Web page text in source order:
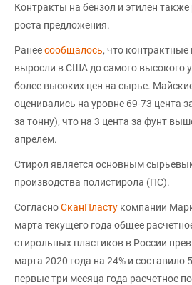
Контракты на бензол и этилен также
роста предложения.
Ранеесообщалось, что
выросли в США до самого высокого
более высоких цен на сырье.
оценивались на уровне 69-73 цента
за тонну), что на 3 цента за фунт
апрелем.
Стирол является основным
производства полистирола (ПС).
СогласноСканПласту компании
марта текущего года общее
стирольных пластиков в России
марта 2020 года на 24% и составило
первые три месяца года расчетное